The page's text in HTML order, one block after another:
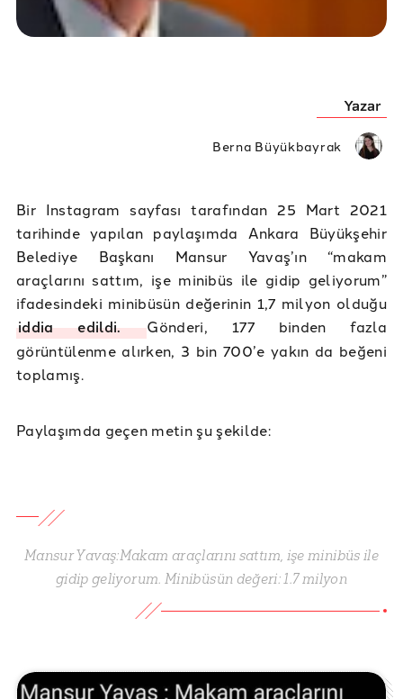
Yazar
Berna Büyükbayrak
Bir Instagram sayfası tarafından 25 Mart 2021
tarihinde yapılan paylaşımda Ankara Büyükşehir
Belediye Başkanı Mansur Yavaş’ın “makam
araçlarını sattım, işe minibüs ile gidip geliyorum”
ifadesindeki minibüsün değerinin 1,7 milyon olduğu
iddia edildi.Gönderi, 177 binden fazla
görüntülenme alırken, 3 bin 700’e yakın da beğeni
toplamış.
Paylaşımda geçen metin şu şekilde:
Mansur Yavaş:Makam araçlarını sattım, işe minibüs ile
gidip geliyorum. Minibüsün değeri: 1.7 milyon